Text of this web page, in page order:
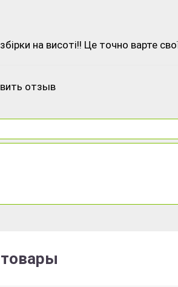
на висоті!! Це точно варте
отзыв